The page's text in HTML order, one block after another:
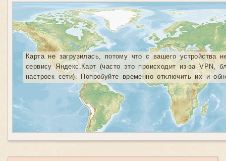
Карта не загрузилась, потому что с вашего устройства
сервису Яндекс.Карт (часто это происходит из-за VPN,
настроек сети). Попробуйте временно отключить их и